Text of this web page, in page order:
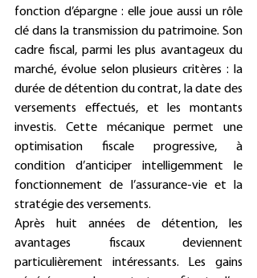
fonction d’épargne : elle joue aussi un rôle
clé dans la transmission du patrimoine. Son
cadre fiscal, parmi les plus avantageux du
marché, évolue selon plusieurs critères : la
durée de détention du contrat, la date des
versements effectués, et les montants
investis. Cette mécanique permet une
optimisation fiscale progressive, à
condition d’anticiper intelligemment le
fonctionnement de l’assurance-vie et la
stratégie des versements.
Après huit années de détention, les
avantages fiscaux deviennent
particulièrement intéressants. Les gains